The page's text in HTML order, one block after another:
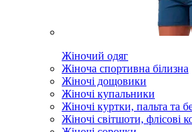
Жіночий одяг
Жіноча спортивна білизна
Жіночі дощовики
Жіночі купальники
Жіночі куртки, пальта та
Жіночі світшоти, флісові